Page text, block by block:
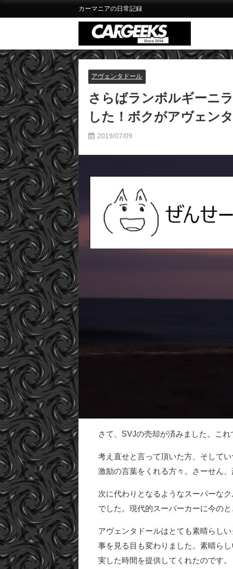
カーマニアの日常記録
アヴェンタドール
さらばランボルギーニ
した！ボクがアヴェン
2019/07/09
さて、SVJの売却が済みました。こ
考え直せと言って頂いた方、そして
激励の言葉をくれる方々。さーせん
次に代わりとなるようなスーパーな
でした。現代的スーパーカーに今の
アヴェンタドールはとても素晴らし
事を見る目も変わりました。素晴ら
実した時間を提供してくれたのです。